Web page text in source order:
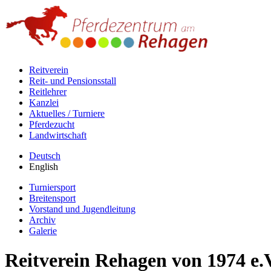
Reitverein
Reit- und Pensionsstall
Reitlehrer
Kanzlei
Aktuelles / Turniere
Pferdezucht
Landwirtschaft
Deutsch
English
Turniersport
Breitensport
Vorstand und Jugendleitung
Archiv
Galerie
Reitverein Rehagen von 1974